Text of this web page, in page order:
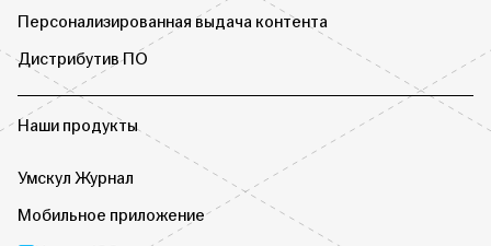
Персонализированная выдача контента
Дистрибутив ПО
Наши продукты
Умскул Журнал
Мобильное приложение